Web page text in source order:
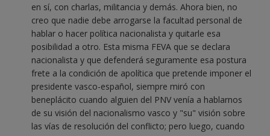
en sí, con charlas, militancia y demás. Ahora bien, no
creo que nadie debe arrogarse la facultad personal de
hablar o hacer política nacionalista y quitarle esa
posibilidad a otro. Esta misma FEVA que se declara
nacionalista y que defenderá seguramente esa postura
frete a la condición de apolítica que pretende imponer el
presidente vasco-español, siempre miró con
beneplácito cuando alguien del PNV venía a hablarnos
de su visión del nacionalismo vasco y "su" visión sobre
las vías de resolución del conflicto; pero luego, cuando